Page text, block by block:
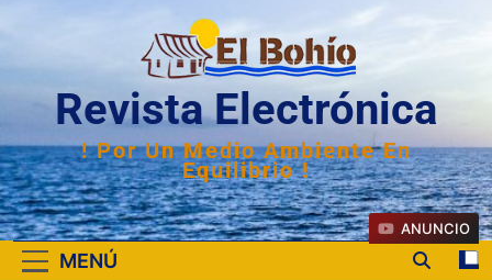
Revista Electrónica
! Por Un Medio Ambiente En
Equilibrio !
MENÚ
ANUNCIO